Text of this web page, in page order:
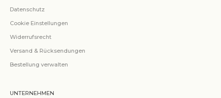
Datenschutz
Cookie Einstellungen
Widerrufsrecht
Versand & Rücksendungen
Bestellung verwalten
UNTERNEHMEN